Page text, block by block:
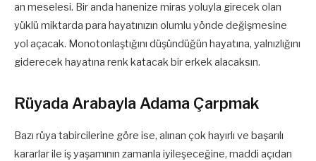
an meselesi. Bir anda hanenize miras yoluyla girecek olan
yüklü miktarda para hayatınızın olumlu yönde değişmesine
yol açacak. Monotonlaştığını düşündüğün hayatına, yalnızlığını
giderecek hayatına renk katacak bir erkek alacaksın.
Rüyada Arabayla Adama Çarpmak
Bazı rüya tabircilerine göre ise, alınan çok hayırlı ve başarılı
kararlar ile iş yaşamının zamanla iyileşeceğine, maddi açıdan